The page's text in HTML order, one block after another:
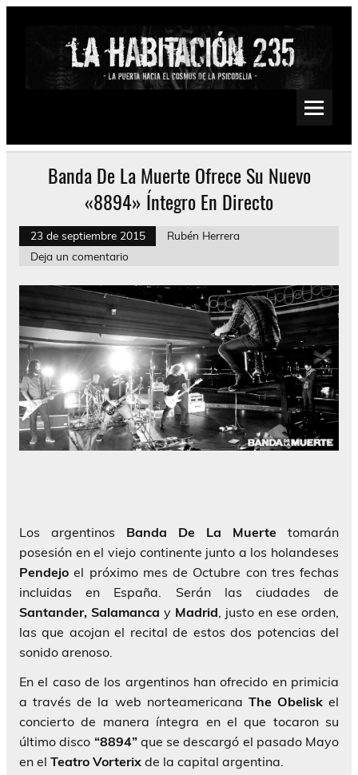
Saltar
Psychedelic, Stoner, Doom, Sludge, Fuzz, Space, Drone
Banda De La Muerte Ofrece Su Nuevo
«8894» Íntegro En Directo
23 de septiembre 2015
Rubén Herrera
Deja un comentario
Los argentinos Banda De La Muerte tomarán
posesión en el viejo continente junto a los holandeses
Pendejo el próximo mes de Octubre con tres fechas
incluidas en España. Serán las ciudades de
Santander, Salamanca y Madrid , justo en ese orden,
las que acojan el recital de estos dos potencias del
sonido arenoso.
En el caso de los argentinos han ofrecido en primicia
a través de la web norteamericana The Obelisk el
concierto de manera íntegra en el que tocaron su
último disco “8894”que se descargó el pasado Mayo
en el Teatro Vorterix de la capital argentina.